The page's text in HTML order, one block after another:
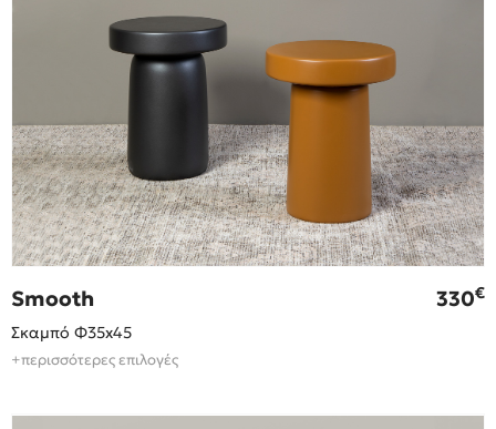
Smooth 330€
Σκαμπό Φ35x45
+περισσότερες επιλογές